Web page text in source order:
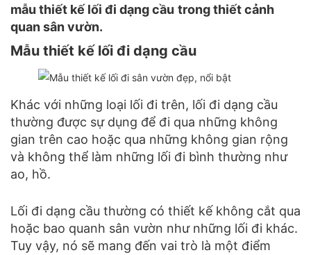
mẫu thiết kế lối đi dạng cầu trong thiết cảnh
quan sân vườn.
Mẫu thiết kế lối đi dạng cầu
Khác với những loại lối đi trên, lối đi dạng cầu
thường được sự dụng để đi qua những không
gian trên cao hoặc qua những không gian rộng
và không thể làm những lối đi bình thường như
ao, hồ.
Lối đi dạng cầu thường có thiết kế không cắt qua
hoặc bao quanh sân vườn như những lối đi khác.
Tuy vậy, nó sẽ mang đến vai trò là một điểm